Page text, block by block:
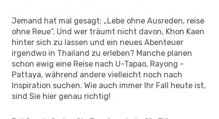
Jemand hat mal gesagt: „Lebe ohne Ausreden, reise
ohne Reue“. Und wer träumt nicht davon, Khon Kaen
hinter sich zu lassen und ein neues Abenteuer
irgendwo in Thailand zu erleben? Manche planen
schon ewig eine Reise nach U-Tapao, Rayong -
Pattaya, während andere vielleicht noch nach
Inspiration suchen. Wie auch immer Ihr Fall heute ist,
sind Sie hier genau richtig!